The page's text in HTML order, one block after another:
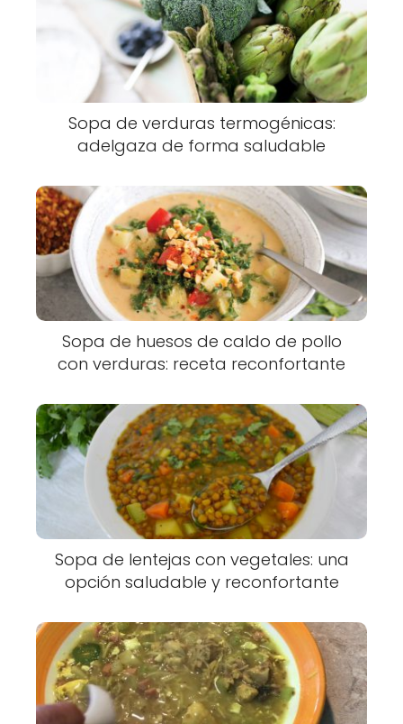
Sopa de verduras termogénicas:
adelgaza de forma saludable
Sopa de huesos de caldo de pollo
con verduras: receta reconfortante
Sopa de lentejas con vegetales: una
opción saludable y reconfortante